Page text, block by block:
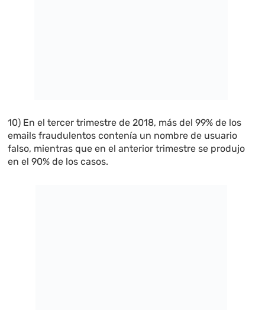
10) En el tercer trimestre de 2018, más del 99% de los
emails fraudulentos contenía un nombre de usuario
falso, mientras que en el anterior trimestre se produjo
en el 90% de los casos.